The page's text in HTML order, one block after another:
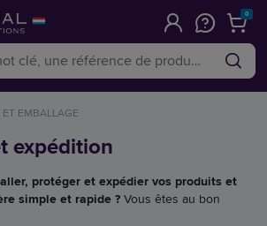
0
ET EMBALLAGE
expédition
protéger et expédier vos produits et
simple et rapide ? Vous êtes au bon